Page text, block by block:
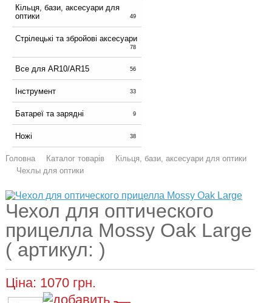
Кільця, бази, аксесуари для
оптики
49
Стрілецькі та збройові аксесуари
78
Все для AR10/AR15 56
Інструмент 33
Батареї та зарядні 9
Ножі 38
Головна Каталог товарів
Кільця, бази, аксесуари для оптики
Чехлы для оптики
Чехол для оптического
прицелла Mossy Oak Large
( артикул: )
Ціна: 1070 грн.